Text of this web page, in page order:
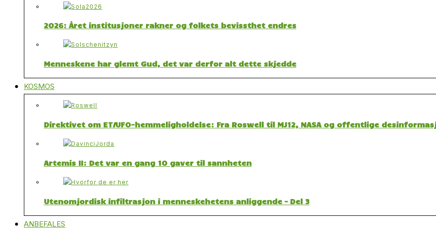
2026: Året institusjoner rakner og folkets bevissthet endres
Menneskene har glemt Gud, det var derfor alt dette skjedde
KOSMOS
Direktivet om ET/UFO-hemmeligholdelse: Fra Roswell til MJ12, NASA og offentlige
Artemis II: Det var en gang 10 gaver til sannheten
Utenomjordisk infiltrasjon i menneskehetens anliggende – Del 3
ANBEFALES